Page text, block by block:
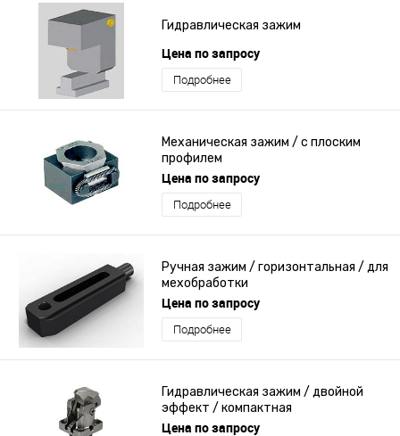
Гидравлическая зажим
Цена по запросу
Подробнее
Механическая зажим / с плоским
профилем
Цена по запросу
Подробнее
Ручная зажим / горизонтальная / для
мехобработки
Цена по запросу
Подробнее
Гидравлическая зажим / двойной
эффект / компактная
Цена по запросу